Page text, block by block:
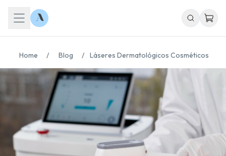
Home / Blog / Láseres Dermatológicos Cosméticos